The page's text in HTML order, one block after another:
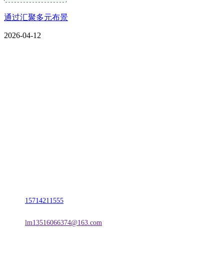
通过汇聚多元布景
2026-04-12
15714211555
lm13516066374@163.com